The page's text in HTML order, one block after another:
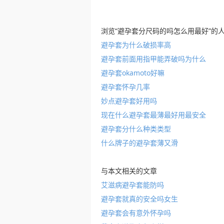
浏览“避孕套分尺码的吗怎么用最好”的
避孕套为什么破损率高
避孕套前面用指甲能弄破吗为什么
避孕套okamoto好嘛
避孕套怀孕几率
妙点避孕套好用吗
现在什么避孕套最薄最好用最安全
避孕套分什么种类类型
什么牌子的避孕套薄又滑
与本文相关的文章
艾滋病避孕套能防吗
避孕套就真的安全吗女生
避孕套会有意外怀孕吗